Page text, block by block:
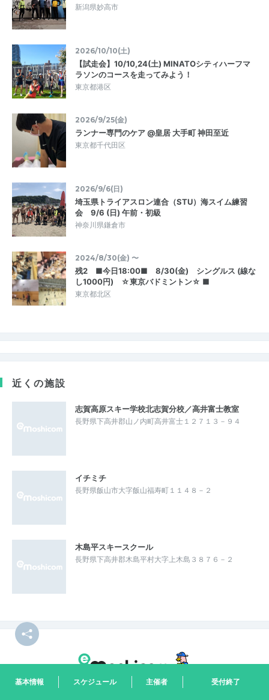
基本情報 スケジュール 主催者 受付終了
新潟県妙高市
2026/10/10(土)
【試走会】10/10,24(土) MINATOシティハーフマ
ラソンのコースを走ってみよう！
東京都港区
2026/9/25(金)
ランナー専門のケア @皇居 大手町 神田至近
東京都千代田区
2026/9/6(日)
埼玉県トライアスロン連合（STU）海スイム練習
会 9/6 (日) 午前・初級
神奈川県鎌倉市
2024/8/30(金) 〜
残2 ■今日18:00■ 8/30(金) シングルス (線な
し1000円) ☆東京バドミントン☆ ■
東京都北区
近くの施設
志賀高原スキー学校北志賀分校／高井富士教室
長野県下高井郡山ノ内町高井富士１２７１３－９４
イチミチ
長野県飯山市大字飯山福寿町１１４８－２
木島平スキースクール
長野県下高井郡木島平村大字上木島３８７６－２